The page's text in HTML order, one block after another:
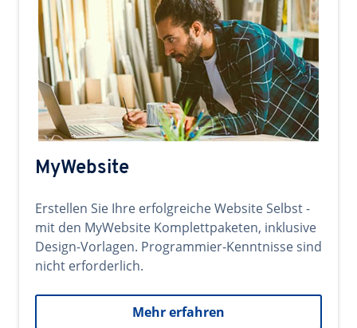
MyWebsite
Erstellen Sie Ihre erfolgreiche Website Selbst -
mit den MyWebsite Komplettpaketen, inklusive
Design-Vorlagen. Programmier-Kenntnisse sind
nicht erforderlich.
Mehr erfahren